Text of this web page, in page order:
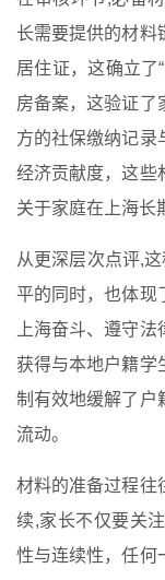
长需要提供的材料
居住证，这确立了
房备案，这验证了
方的社保缴纳记录
经济贡献度，这些
关于家庭在上海长
从更深层次点评,
平的同时，也体现
上海奋斗、遵守
获得与本地户籍学
制有效地缓解了户
流动。
材料的准备过程往
续,家长不仅要关
性与连续性，任何